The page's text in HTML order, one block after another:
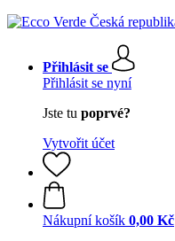
Přihlásit se
Přihlásit se nyní
Jste tu poprvé?
Vytvořit účet
Nákupní košík 0,00 Kč